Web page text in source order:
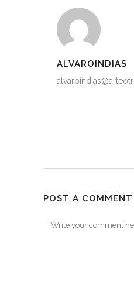
ALVAROINDIAS
POST A COMMENT